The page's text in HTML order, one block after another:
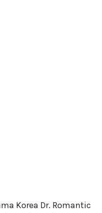
Korea Dr. Romantic